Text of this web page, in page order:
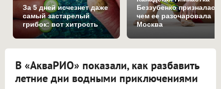
За 5 дней исчезнет даже
самый застарелый
грибок: вот хитрость
Беззубенко
чем ее разочаровала
Москва
В «АкваРИО» показали, как разбавить
летние дни водными приключениями